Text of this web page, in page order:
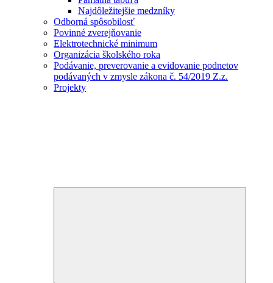
Najdôležitejšie medzníky
Odborná spôsobilosť
Povinné zverejňovanie
Elektrotechnické minimum
Organizácia školského roka
Podávanie, preverovanie a evidovanie podnetov
podávaných v zmysle zákona č. 54/2019 Z.z.
Projekty